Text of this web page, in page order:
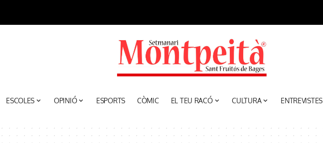
ESCOLES OPINIÓ ESPORTS CÒMIC EL TEU RACÓ CULTURA ENTREVISTES